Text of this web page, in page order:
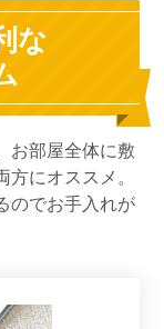
な
お部屋全体に敷
にオススメ。
のでお手入れが